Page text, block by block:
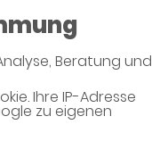
Beratung und
Ihre IP-Adresse
zu eigenen